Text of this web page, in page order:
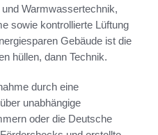
Warmwassertechnik,
sowie kontrollierte Lüftung
Gebäude ist die
hüllen, dann Technik.
durch eine
unabhängige
oder die Deutsche